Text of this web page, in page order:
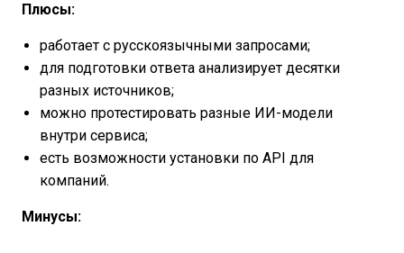
Плюсы:
работает с русскоязычными запросами;
для подготовки ответа анализирует десятки
разных источников;
можно протестировать разные ИИ-модели
внутри сервиса;
есть возможности установки по API для
компаний.
Минусы: